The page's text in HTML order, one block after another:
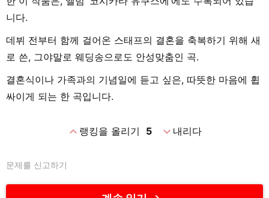
니다.
데뷔 전부터 함께 걸어온 스태프의 결혼을 축복하기 위해 새
로 쓴, 그야말로 웨딩송으로도 안성맞춤인 곡.
결혼식이나 가족과의 기념일에 듣고 싶은, 따뜻한 마음에 휩
싸이게 되는 한 곡입니다.
expand_less랭킹을 올리기 5 expand_more내리다
문제를 신고하기